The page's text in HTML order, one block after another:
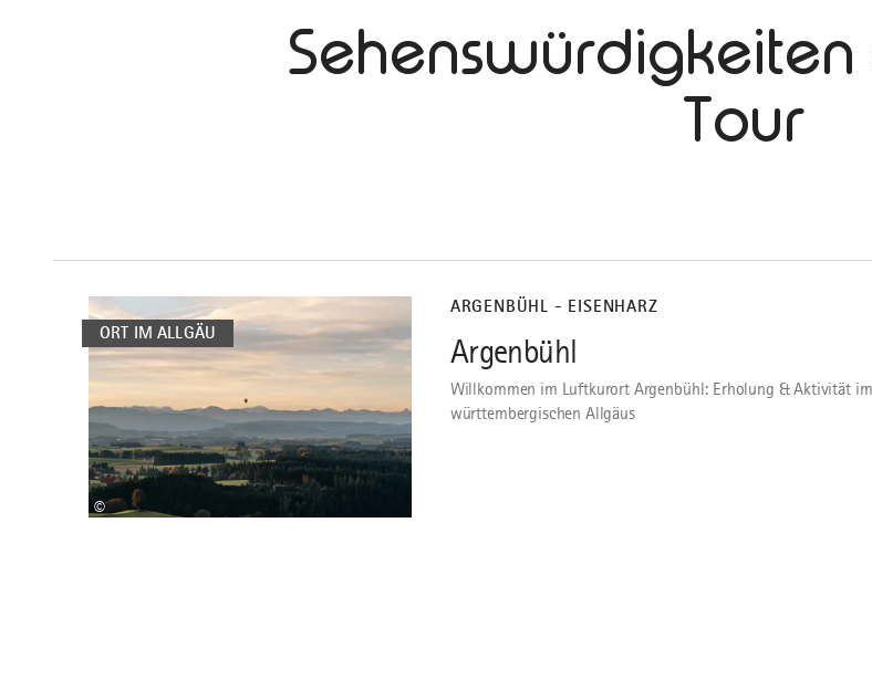
Tour
ORT IM ALLGÄU
ARGENBÜHL - EISENHARZ
1
Argenbühl
©
Willkommen im Luftkurort Argenbühl: Erholung & Aktivität
württembergischen Allgäus